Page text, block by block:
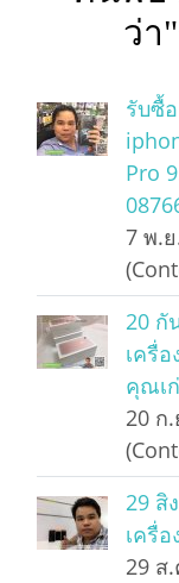
ว่า
รับซื้
Pro
7 พ.
20 กั
เครื่
คุณเ
20 ก
29 สิ
เครื่
29 ส